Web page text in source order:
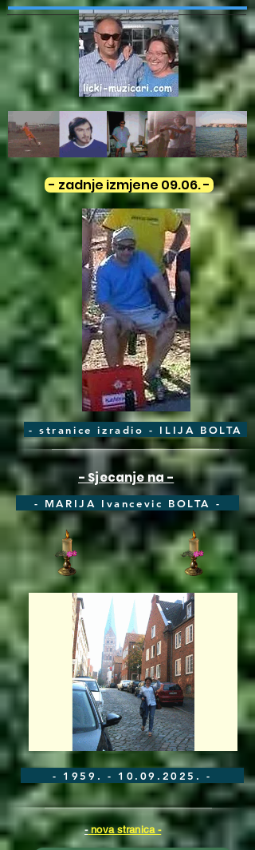
- zadnje izmjene 09.06. -
- stranice izradio - ILIJA BOLTA
- Sjecanje na -
- MARIJA Ivancevic BOLTA -
- 1959. - 10.09.2025. -
-nova stranica -